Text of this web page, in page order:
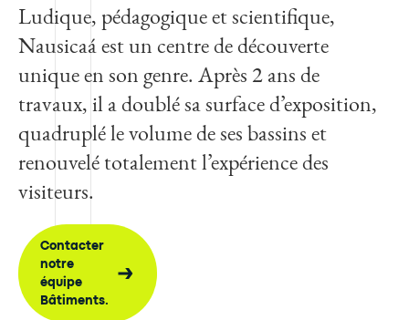
Ludique, pédagogique et scientifique,
Nausicaá est un centre de découverte
unique en son genre. Après 2 ans de
travaux, il a doublé sa surface d’exposition,
quadruplé le volume de ses bassins et
renouvelé totalement l’expérience des
visiteurs.
Contacter
notre
équipe
Bâtiments.